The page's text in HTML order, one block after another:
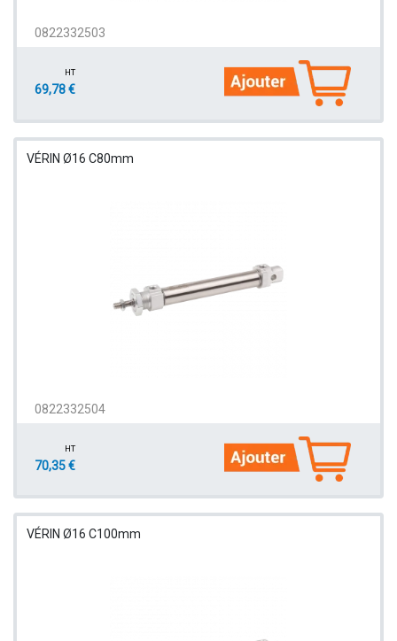
0822332503
HT
69,78 €
VÉRIN Ø16 C80mm
0822332504
HT
70,35 €
VÉRIN Ø16 C100mm